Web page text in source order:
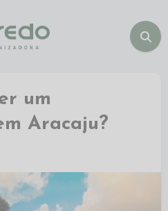
um
Aracaju?